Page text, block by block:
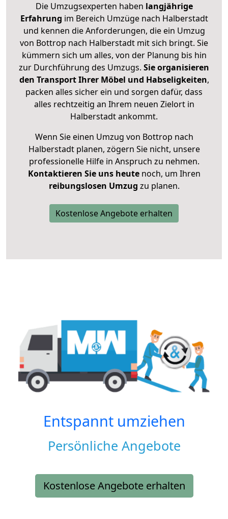
Die Umzugsexperten haben langjährige
Erfahrung im Bereich Umzüge nach Halberstadt
und kennen die Anforderungen, die ein Umzug
von Bottrop nach Halberstadt mit sich bringt. Sie
kümmern sich um alles, von der Planung bis hin
zur Durchführung des Umzugs. Sie organisieren
den Transport Ihrer Möbel und Habseligkeiten,
packen alles sicher ein und sorgen dafür, dass
alles rechtzeitig an Ihrem neuen Zielort in
Halberstadt ankommt.
Wenn Sie einen Umzug von Bottrop nach
Halberstadt planen, zögern Sie nicht, unsere
professionelle Hilfe in Anspruch zu nehmen.
Kontaktieren Sie uns heutenoch, um Ihren
reibungslosen Umzug zu planen.
Kostenlose Angebote erhalten
Entspannt umziehen
Persönliche Angebote
Kostenlose Angebote erhalten